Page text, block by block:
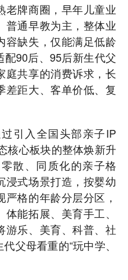
老牌商圈，早年儿童业
普通早教为主，整体业
容缺失，仅能满足低龄
配90后、95后新生代父
庭共享的消费诉求，长
差距大、客单价低、复
引入全国头部亲子IP
核心板块的整体焕新升
散、同质化的亲子格
浸式场景打造，按婴幼
格的年龄分层分区，
能拓展、美育手工、
游乐、美育、科普、社
父母看重的“玩中学、